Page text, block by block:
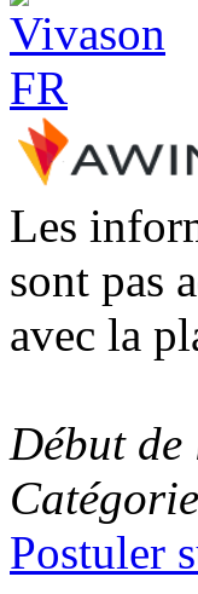
Les
sont pas
avec la
Début
Postuler